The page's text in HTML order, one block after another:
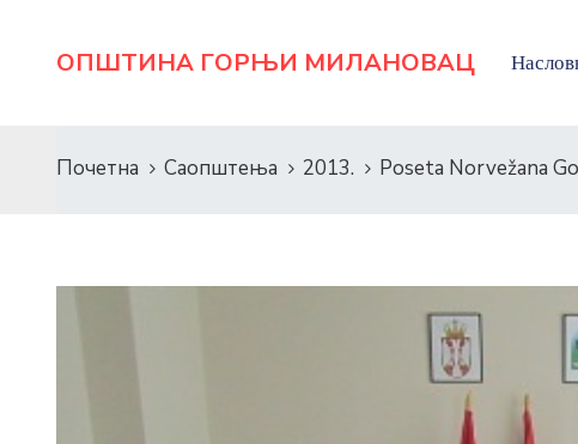
ОПШТИНА ГОРЊИ МИЛАНОВАЦ
Почетна Саопштења 2013. Poseta Norvežana